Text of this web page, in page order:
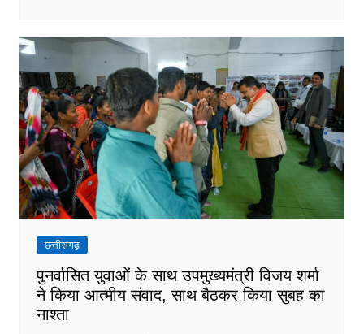
छत्तीसगढ़
पुनर्वासित युवाओं के साथ उपमुख्यमंत्री विजय शर्मा
ने किया आत्मीय संवाद, साथ बैठकर किया सुबह का
नाश्ता